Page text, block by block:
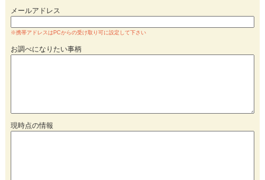
メールアドレス
※携帯アドレスはPCからの受け取り可に設定して下さい
お調べになりたい事柄
現時点の情報